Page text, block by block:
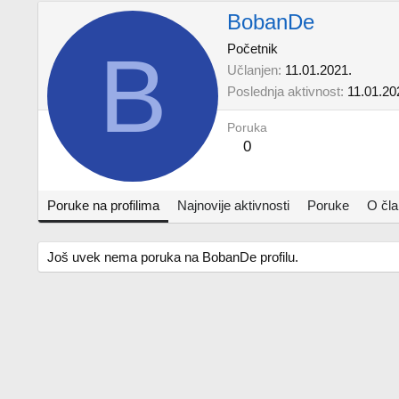
B
BobanDe
Početnik
Učlanjen 11.01.2021.
Poslednja aktivnost
Poruka
0
Poruke na profilima Najnovije aktivnosti Poruke O
Još uvek nema poruka na BobanDe profilu.